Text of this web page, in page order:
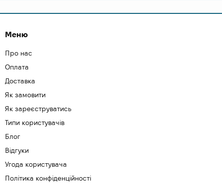
Меню
Про нас
Оплата
Доставка
Як замовити
Як зареєструватись
Типи користувачів
Блог
Відгуки
Угода користувача
Політика конфіденційності